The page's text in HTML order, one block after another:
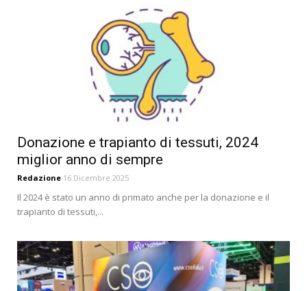
Donazione e trapianto di tessuti, 2024
miglior anno di sempre
Redazione 16 Dicembre 2025
Il 2024 è stato un anno di primato anche per la donazione e il
trapianto di tessuti,...